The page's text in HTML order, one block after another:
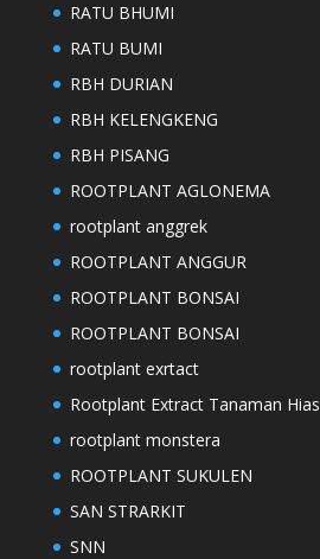
RATU BHUMI
RATU BUMI
RBH DURIAN
RBH KELENGKENG
RBH PISANG
ROOTPLANT AGLONEMA
rootplant anggrek
ROOTPLANT ANGGUR
ROOTPLANT BONSAI
ROOTPLANT BONSAI
rootplant exrtact
Rootplant Extract Tanaman Hias
rootplant monstera
ROOTPLANT SUKULEN
SAN STRARKIT
SNN